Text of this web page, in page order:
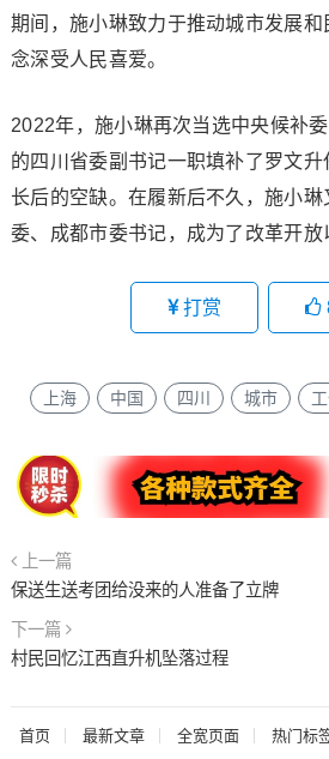
期间，施小琳致力于推动城市发展
念深受人民喜爱。
2022年，施小琳再次当选中央候补
的四川省委副书记一职填补了罗文
长后的空缺。在履新后不久，施小
委、成都市委书记，成为了改革开放
打赏
上海 中国 四川 城市
上一篇
保送生送考团给没来的人准备了立牌
下一篇
村民回忆江西直升机坠落过程
首页 最新文章 全宽页面 热门标